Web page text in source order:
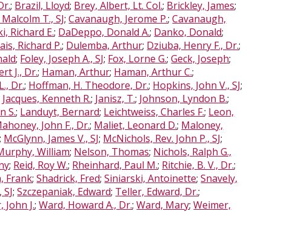
; Brazil, Lloyd; Brey, Albert, Lt. Col.; Brickley, James;
T., SJ;Cavanaugh, Jerome P.;Cavanaugh,
Richard E.; DaDeppo, Donald A.; Danko, Donald;
Richard P.; Dulemba, Arthur; Dziuba, Henry F., Dr.;
; Foley, Joseph A., SJ; Fox, Lorne G.;Geck, Joseph;
J., Dr.; Haman, Arthur; Haman, Arthur C.;
Dr.; Hoffman, H. Theodore, Dr.; Hopkins, John V., SJ;
Jacques, Kenneth R.; Janisz, T.; Johnson, Lyndon B.;
S.; Landuyt, Bernard; Leichtweiss, Charles F.; Leon,
John F., Dr.; Maliet, Leonard D.; Maloney,
; McGlynn, James V., SJ; McNichols, Rev. John P., SJ;
William; Nelson, Thomas; Nichols, Ralph G.,
; Reid, Roy W.; Rheinhard, Paul M.; Ritchie, B. V., Dr.;
Frank;Shadrick, Fred;Siniarski, Antoinette;Snavely,
;Szczepaniak, Edward; Teller, Edward, Dr.;
John J.;Ward, Howard A., Dr.;Ward, Mary;Weimer,